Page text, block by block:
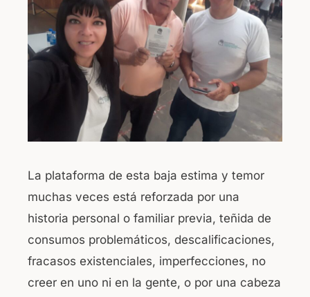
La plataforma de esta baja estima y temor
muchas veces está reforzada por una
historia personal o familiar previa, teñida de
consumos problemáticos, descalificaciones,
fracasos existenciales, imperfecciones, no
creer en uno ni en la gente, o por una cabeza